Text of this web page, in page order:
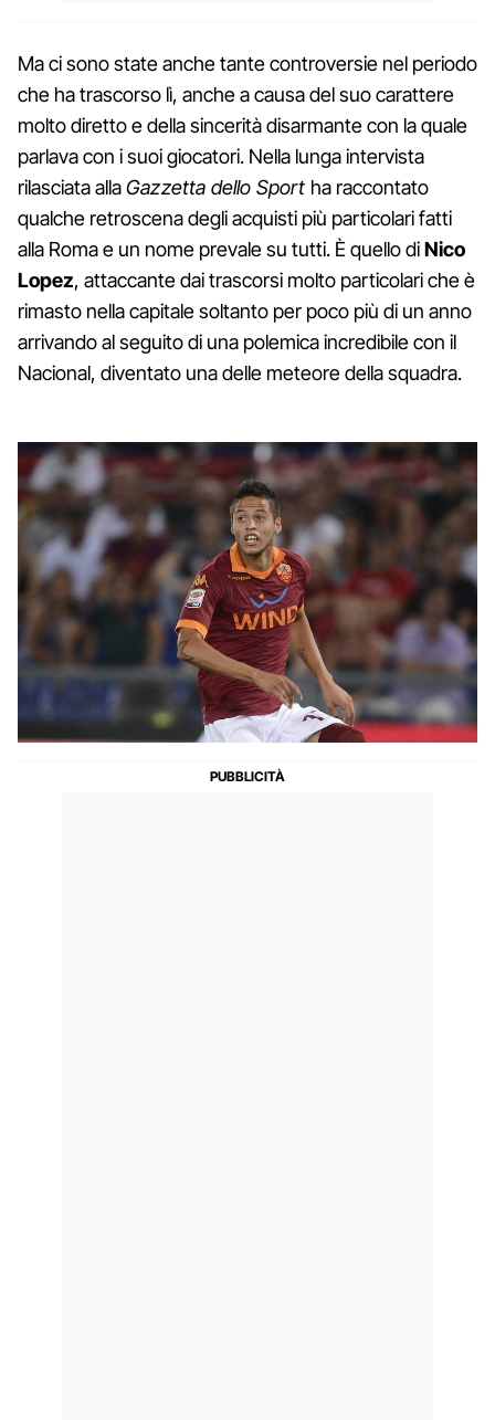
Ma ci sono state anche tante controversie nel periodo
che ha trascorso lì, anche a causa del suo carattere
molto diretto e della sincerità disarmante con la quale
parlava con i suoi giocatori. Nella lunga intervista
rilasciata allaGazzetta dello Sport ha raccontato
qualche retroscena degli acquisti più particolari fatti
alla Roma e un nome prevale su tutti. È quello diNico
Lopez, attaccante dai trascorsi molto particolari che è
rimasto nella capitale soltanto per poco più di un anno
arrivando al seguito di una polemica incredibile con il
Nacional, diventato una delle meteore della squadra.